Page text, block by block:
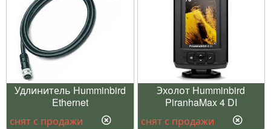
Удлинитель Humminbird
Ethernet
снят с продажи
Эхолот Humminbird
PiranhaMax 4 DI
снят с продажи